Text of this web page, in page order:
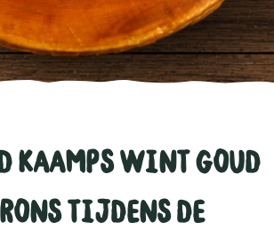
Kaamps wint goud
tijdens de